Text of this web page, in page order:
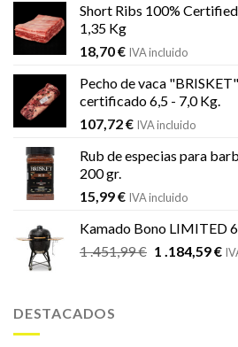
Short Ribs 100%
1,35 Kg
18,70€ IVA incluido
Pecho de vaca
certificado 6,5 - 7,0 Kg.
107,72€ IVA incluido
Rub de especias para
200 gr.
15,99€ IVA incluido
Kamado Bono LIMITED
1 .451,99€ El
1 .184,59€El
DESTACADOS